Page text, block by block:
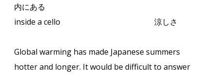
内にある
inside a cello
涼しさ
Global warming has made Japanese summers
hotter and longer. It would be difficult to answer